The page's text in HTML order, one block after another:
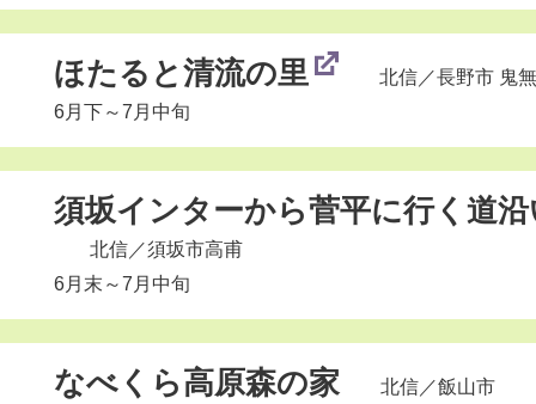
ほたると清流の里 北信 ／長野市 鬼
6月下～7月中旬
須坂インターから菅平に行く道
北信 ／須坂市高甫
6月末～7月中旬
なべくら高原森の家 北信 ／飯山市